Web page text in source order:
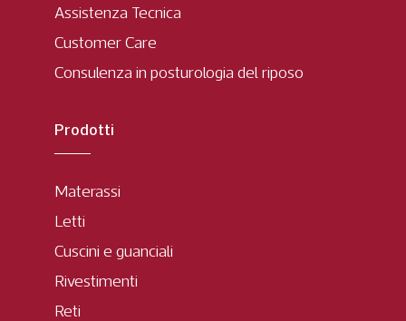
Assistenza Tecnica
Customer Care
Consulenza in posturologia del riposo
Prodotti
Materassi
Letti
Cuscini e guanciali
Rivestimenti
Reti